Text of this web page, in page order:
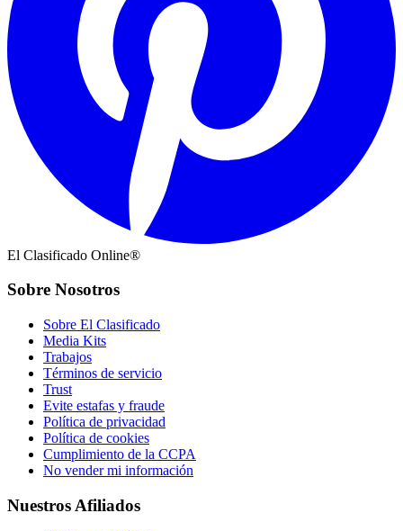
El Clasificado Online®
Sobre Nosotros
Sobre El Clasificado
Media Kits
Trabajos
Términos de servicio
Trust
Evite estafas y fraude
Política de privacidad
Política de cookies
Cumplimiento de la CCPA
No vender mi información
Nuestros Afiliados